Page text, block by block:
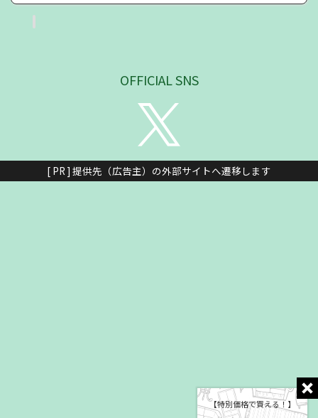
【特別価格で買える！】
OFFICIAL SNS
[ PR ] 提供先（広告主）の外部サイトへ遷移します